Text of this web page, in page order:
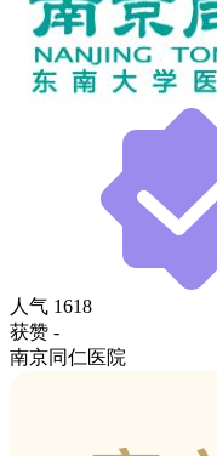
人气 1618
获赞 -
南京同仁医院